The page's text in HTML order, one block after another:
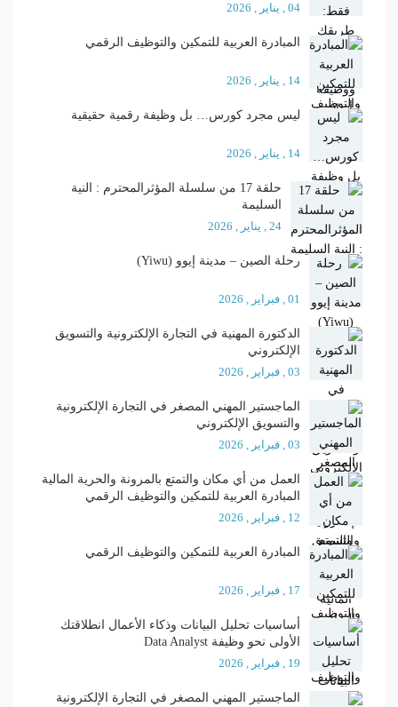
04 , يناير , 2026
المبادرة العربية للتمكين والتوظيف الرقمي
14 , يناير , 2026
ليس مجرد كورس… بل وظيفة رقمية حقيقية
14 , يناير , 2026
حلقة 17 من سلسلة المؤثرالمحترم : النية
السليمة
24 , يناير , 2026
رحلة الصين – مدينة إيوو (Yiwu)
01 , فبراير , 2026
الدكتورة المهنية في التجارة الإلكترونية والتسويق
الإلكتروني
03 , فبراير , 2026
الماجستير المهني المصغر في التجارة الإلكترونية
والتسويق الإلكتروني
03 , فبراير , 2026
العمل من أي مكان والتمتع بالمرونة والحرية المالية
المبادرة العربية للتمكين والتوظيف الرقمي
12 , فبراير , 2026
المبادرة العربية للتمكين والتوظيف الرقمي
17 , فبراير , 2026
أساسيات تحليل البيانات وذكاء الأعمال انطلاقتك
الأولى نحو وظيفة Data Analyst
19 , فبراير , 2026
الماجستير المهني المصغر في التجارة الإلكترونية